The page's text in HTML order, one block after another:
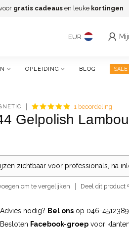
gratis cadeaus en leuke kortingen
EUR
OPLEIDING BLOG SALE
1 beoordeling
Gelpolish
zichtbaar voor professionals, na
om te vergelijken Deel dit product
Advies nodig? Bel ons op 046-4512389
Besloten Facebook-groep voor